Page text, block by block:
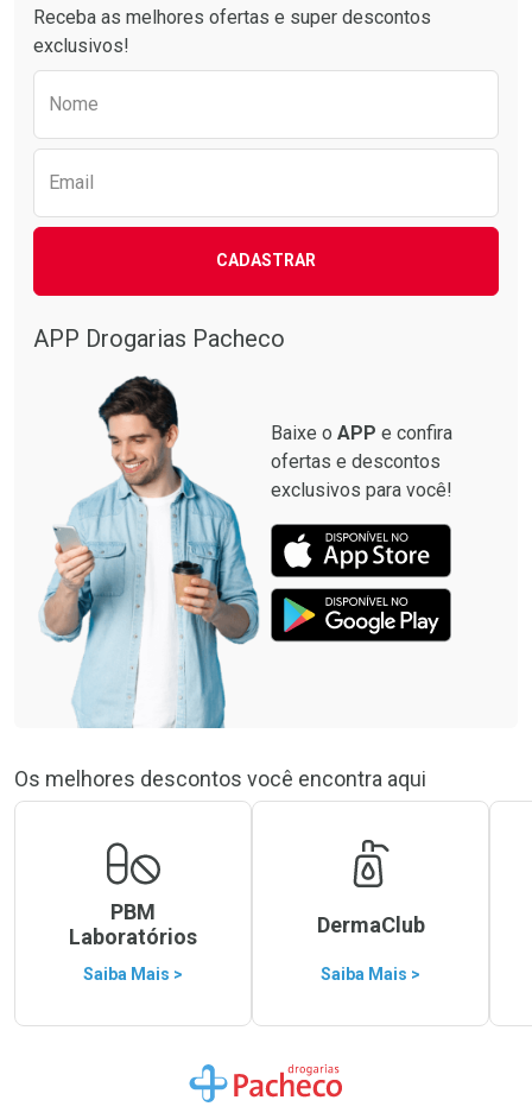
Receba as melhores ofertas e super descontos
exclusivos!
Nome
Email
CADASTRAR
APP Drogarias Pacheco
Baixe o APP e confira
ofertas e descontos
exclusivos para você!
Os melhores descontos você encontra aqui
PBM
Laboratórios
Saiba Mais >
DermaClub
Saiba Mais >
Ir para a Home